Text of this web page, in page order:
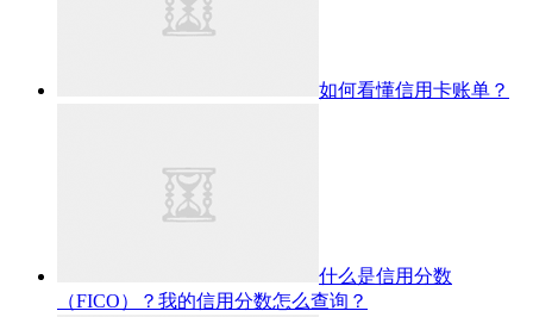
如何看懂信用卡账单？
什么是信用分数
（FICO）？我的信用分数怎么查询？